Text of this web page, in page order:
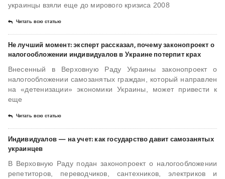
украинцы взяли еще до мирового кризиса 2008
Читать всю статью
Не лучший момент: эксперт рассказал, почему законопроект о
налогообложении индивидуалов в Украине потерпит крах
Внесенный в Верховную Раду Украины законопроект о
налогообложении самозанятых граждан, который направлен
на «детенизации» экономики Украины, может привести к
еще
Читать всю статью
Индивидуалов — на учет: как государство давит самозанятых
украинцев
В Верховную Раду подан законопроект о налогообложении
репетиторов, переводчиков, сантехников, электриков и